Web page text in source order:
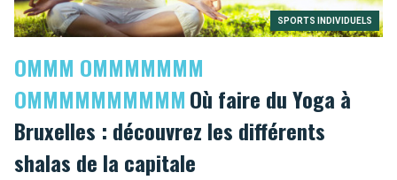
SPORTS INDIVIDUELS
OMMM OMMMMMMM
OMMMMMMMMMMOù faire du Yoga à
Bruxelles : découvrez les différents
shalas de la capitale